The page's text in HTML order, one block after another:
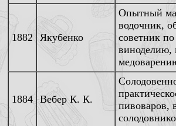
1882 Якубенко
Опытный
водочник,
советник
виноделию,
1884 Вебер К. К.
пивоваров,